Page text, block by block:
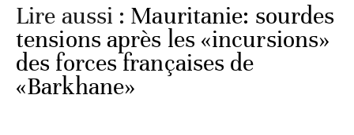
Lire aussi : Mauritanie: sourdes
tensions après les «incursions»
des forces françaises de
«Barkhane»